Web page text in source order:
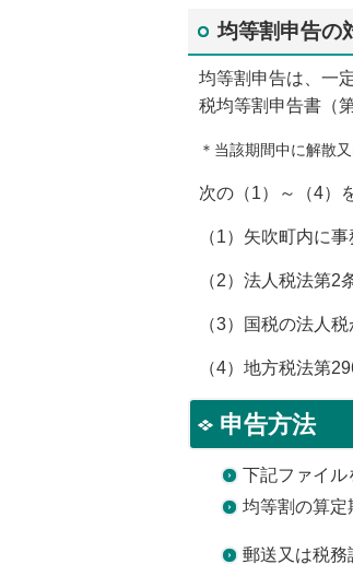
均等割申告の
均等割申告は、一
税均等割申告書（
＊当該期間中に解散
次の（1）～（4）
（1）矢吹町内に
（2）法人税法第
（3）国税の法人
（4）地方税法第
申告方法
下記ファイル
均等割の算定
郵送又は税務